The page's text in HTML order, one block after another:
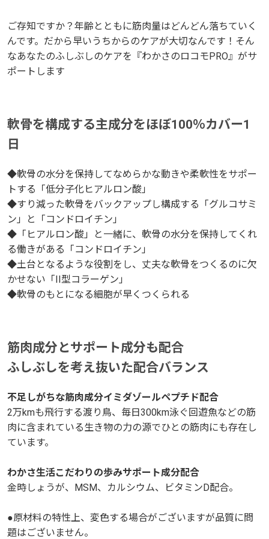
ご存知ですか？年齢とともに筋肉量はどんどん落ちていく
んです。だから早いうちからのケアが大切なんです！そん
なあなたのふしぶしのケアを『わかさのロコモPRO』がサ
ポートします
軟骨を構成する主成分をほぼ100％カバー1
日
◆軟骨の水分を保持してなめらかな動きや柔軟性をサポー
トする「低分子化ヒアルロン酸」
◆すり減った軟骨をバックアップし構成する「グルコサミ
ン」と「コンドロイチン」
◆「ヒアルロン酸」と一緒に、軟骨の水分を保持してくれ
る働きがある「コンドロイチン」
◆土台となるような役割をし、丈夫な軟骨をつくるのに欠
かせない「II型コラーゲン」
◆軟骨のもとになる細胞が早くつくられる
筋肉成分とサポート成分も配合
ふしぶしを考え抜いた配合バランス
不足しがちな筋肉成分イミダゾールペプチド配合
2万kmも飛行する渡り鳥、毎日300km泳ぐ回遊魚などの筋
肉に含まれている生き物の力の源でひとの筋肉にも存在し
ています。
わかさ生活こだわりの歩みサポート成分配合
金時しょうが、MSM、カルシウム、ビタミンD配合。
●原材料の特性上、変色する場合がございますが品質に問
題はございません。